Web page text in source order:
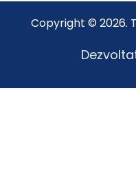
Copyright © 2026.